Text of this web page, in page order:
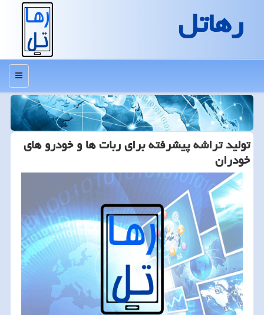
رهاتل
منو
تولید تراشه پیشرفته برای ربات ها و خودرو های
خودران